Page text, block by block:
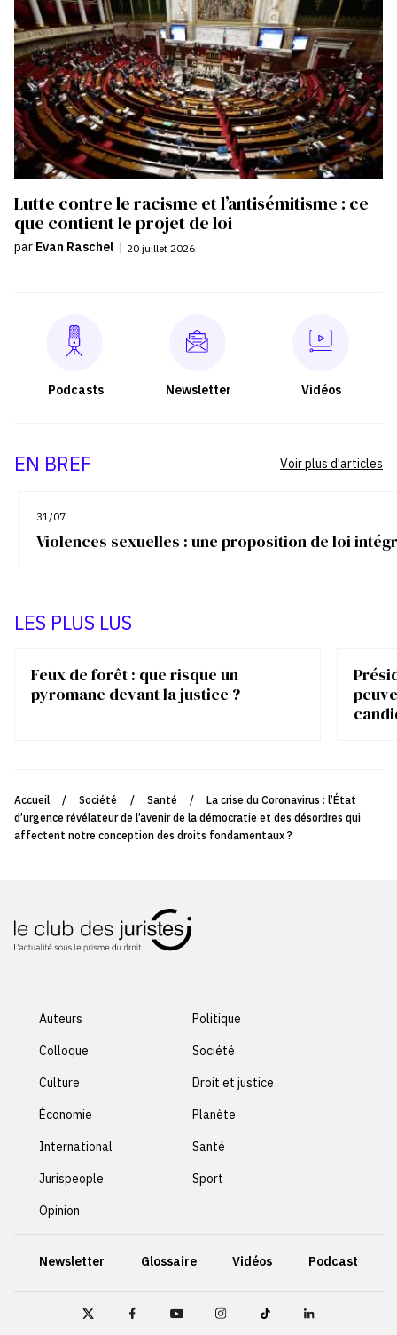
Lutte contre le racisme et l’antisémitisme : ce
que contient le projet de loi
par Evan Raschel | 20 juillet 2026
Podcasts Newsletter Vidéos
EN BREF
31/07
Violences sexuelles : une proposition de loi
Voir plus d'articles
LES PLUS LUS
Feux de forêt : que risque un
pyromane devant la justice ?
Accueil / Société / Santé /
La crise du Coronavirus : l’État
d’urgence révélateur de l’avenir de la démocratie et des désordres qui
affectent notre conception des droits fondamentaux ?
Auteurs
Colloque
Culture
Économie
International
Jurispeople
Opinion
Politique
Société
Droit et justice
Planète
Santé
Sport
Newsletter Glossaire Vidéos Podcast